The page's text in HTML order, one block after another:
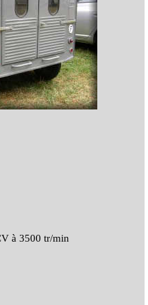
à 3500 tr/min